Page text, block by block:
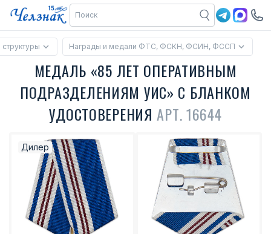
Награды и медали ФТС, ФСКН, ФСИН, ФССП
МЕДАЛЬ «85 ЛЕТ ОПЕРАТИВНЫМ
ПОДРАЗДЕЛЕНИЯМ УИС» С БЛАНКОМ
УДОСТОВЕРЕНИЯАРТ. 16644
Дилер